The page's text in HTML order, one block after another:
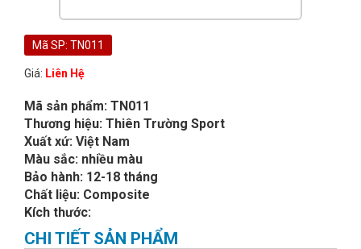
Mã SP: TN011
Giá: Liên Hệ
Mã sản phẩm: TN011
Thương hiệu: Thiên Trường Sport
Xuất xứ: Việt Nam
Màu sắc: nhiều màu
Bảo hành: 12-18 tháng
Chất liệu: Composite
Kích thước:
CHI TIẾT SẢN PHẨM